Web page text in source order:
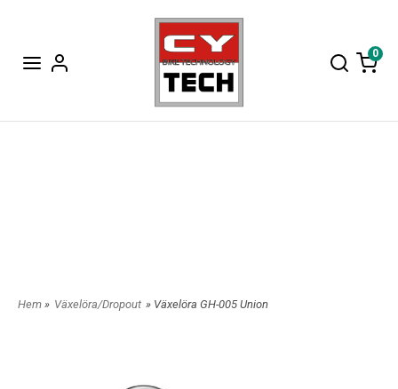
0
Hem » Växelöra/Dropout » Växelöra GH-005 Union